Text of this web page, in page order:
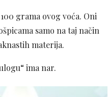
grama ovog voća. Oni
samo na taj način
materija.
ima nar.